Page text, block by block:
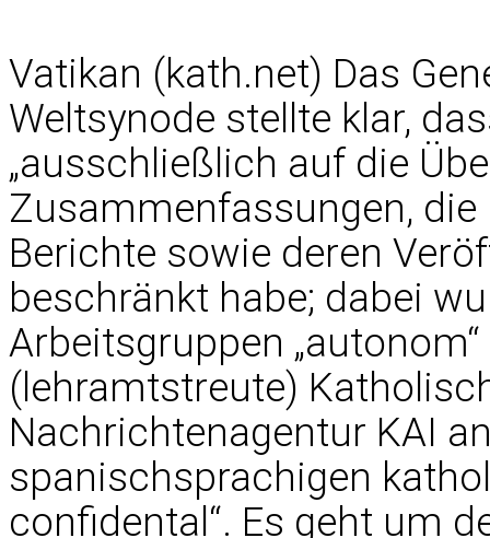
Vatikan (kath.net) Das
Weltsynode stellte klar,
„ausschließlich auf die
Zusammenfassungen,
Berichte sowie deren
beschränkt habe; dabei
Arbeitsgruppen
(lehramtstreute)
Nachrichtenagentur KAI
spanischsprachigen
confidental“. Es geht um